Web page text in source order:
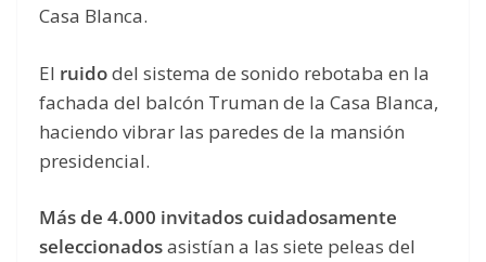
Casa Blanca.
El ruidodel sistema de sonido rebotaba en la
fachada del balcón Truman de la Casa Blanca,
haciendo vibrar las paredes de la mansión
presidencial.
Más de 4.000 invitados cuidadosamente
seleccionadosasistían a las siete peleas del